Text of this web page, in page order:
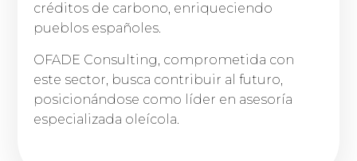
créditos de carbono, enriqueciendo
pueblos españoles.
OFADE Consulting, comprometida con
este sector, busca contribuir al futuro,
posicionándose como líder en asesoría
especializada oleícola.